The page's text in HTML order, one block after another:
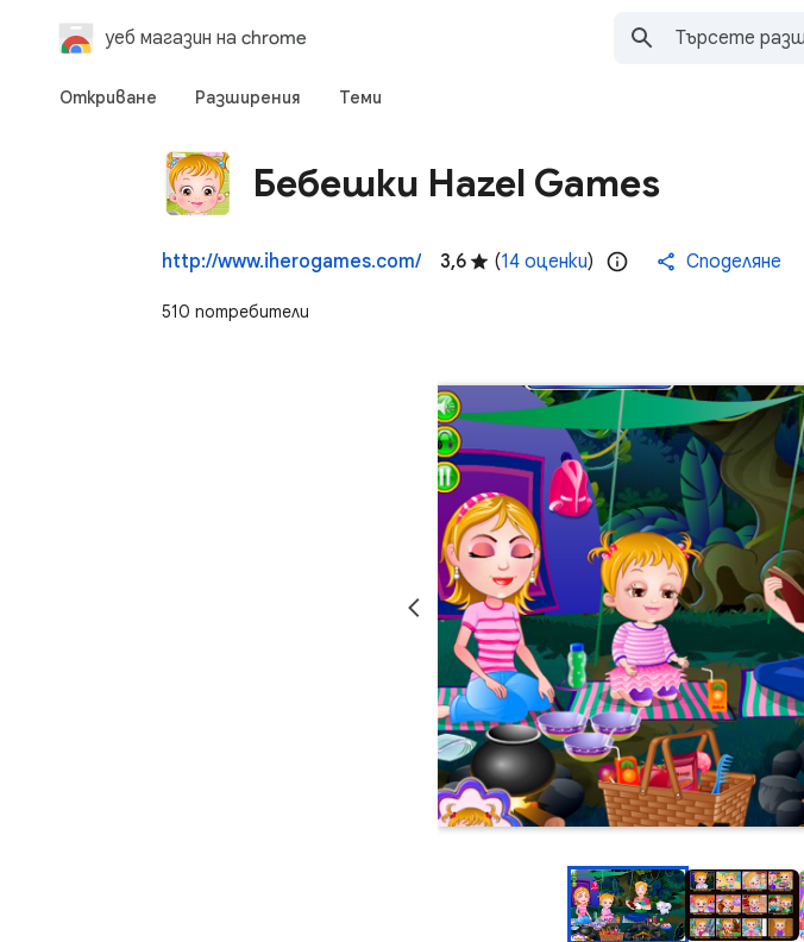
уеб магазин на chrome
Откриване Разширения Теми
Бебешки Hazel Games
http://www.iherogames.com/ 3,6 (14 оценки) Споделяне
510 потребители